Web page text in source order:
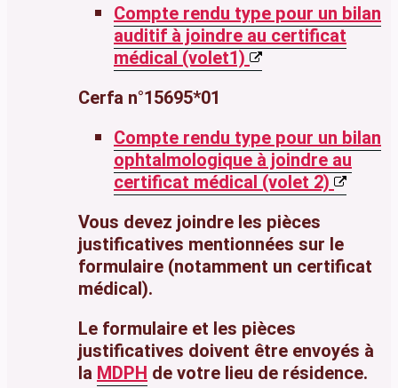
Compte rendu type pour un bilan
auditif à joindre au certificat
médical (volet1)
Cerfa n°15695*01
Compte rendu type pour un bilan
ophtalmologique à joindre au
certificat médical (volet 2)
Vous devez joindre les pièces
justificatives mentionnées sur le
formulaire (notamment un certificat
médical).
Le formulaire et les pièces
justificatives doivent être envoyés à
la MDPH de votre lieu de résidence.